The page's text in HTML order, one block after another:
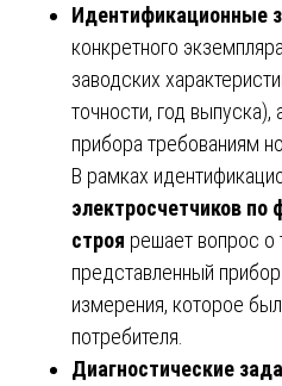
Идентификационные
конкретного
заводских
точности, год выпуска),
прибора требованиям
В рамках
электросчетчиков по
строя решает вопрос о
представленный
измерения, которое
потребителя.
Диагностические